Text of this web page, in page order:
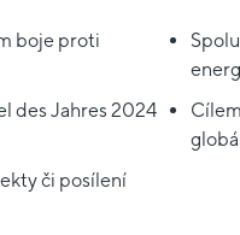
boje proti
des Jahres 2024
či posílení